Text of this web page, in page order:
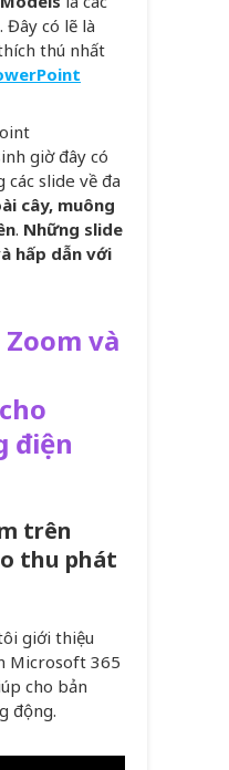
Đây có lẽ là
thú nhất
giờ đây có
các slide về đa
cây, muông
. Những slide
hấp dẫn với
Zoom và
điện
trên
thu phát
giới thiệu
Microsoft 365
cho bản
động.